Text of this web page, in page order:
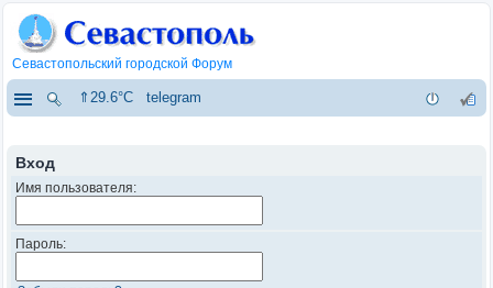
Севастопольский городской Форум
⇑29.6°C telegram
Вход
Имя пользователя:
Пароль: